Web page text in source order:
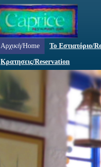
Αρχική/Home Το Εστιατόριο/
Κρατησεις/Reservation